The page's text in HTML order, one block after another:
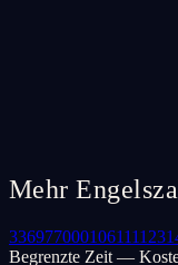
Mehr
336977000106111123
Begrenzte Zeit —